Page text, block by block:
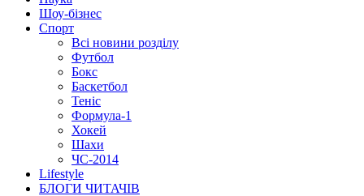
Шоу-бізнес
Спорт
Всі новини розділу
Футбол
Бокс
Баскетбол
Теніс
Формула-1
Хокей
Шахи
ЧС-2014
Lifestyle
БЛОГИ ЧИТАЧІВ